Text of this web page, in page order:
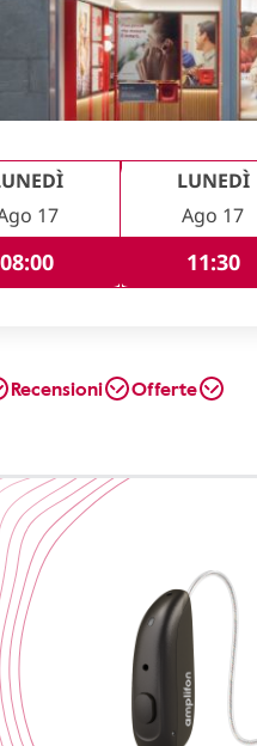
17
08:00
LUNEDÌ
Ago 17
11:30
Recensioni Offerte